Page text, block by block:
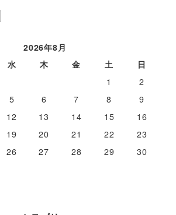
2026年8月
水 木 金 土
日
1
2
5 6 7 8
9
12 13 14 15
16
19 20 21 22
23
26 27 28 29
30